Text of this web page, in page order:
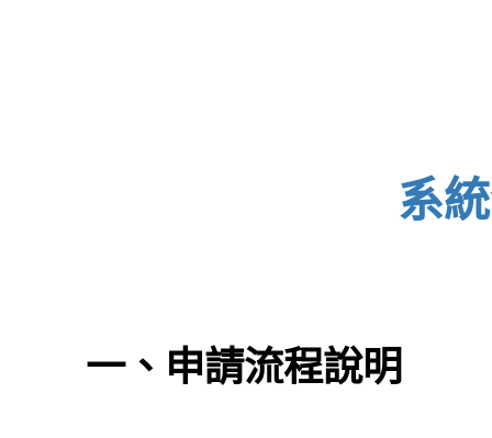
系
一、申請流程說明